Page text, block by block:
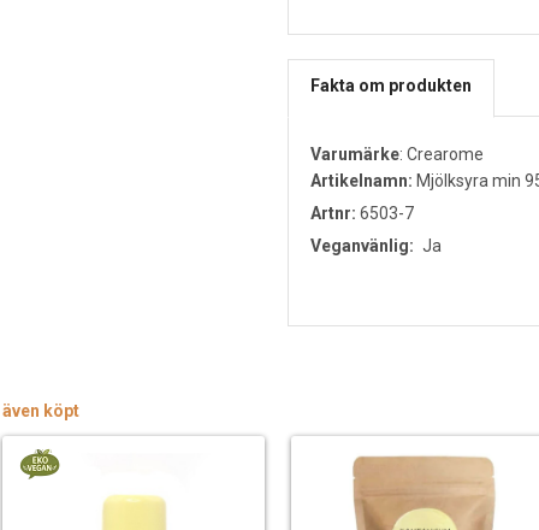
Fakta om produkten
Varumärke: Crearome
Artikelnamn: Mjölksyra min
Artnr: 6503-7
Veganvänlig: Ja
köpt